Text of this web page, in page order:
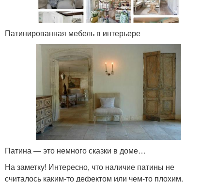
Патинированная мебель в интерьере
Патина — это немного сказки в доме…
На заметку! Интересно, что наличие патины не
считалось каким-то дефектом или чем-то плохим.